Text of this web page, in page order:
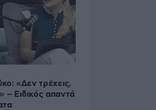
«Δεν τρέχεις,
– Ειδικός απαντά